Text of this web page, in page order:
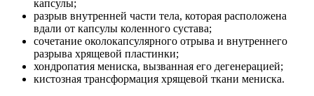
капсулы;
разрыв внутренней части тела, которая расположена
вдали от капсулы коленного сустава;
сочетание околокапсулярного отрыва и внутреннего
разрыва хрящевой пластинки;
хондропатия мениска, вызванная его дегенерацией;
кистозная трансформация хрящевой ткани мениска.